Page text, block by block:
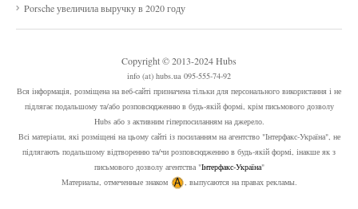
Porsche увеличила выручку в 2020 году
Copyright © 2013-2024 Hubs
info (at) hubs.ua 095-555-74-92
Вся інформація, розміщена на веб-сайті призначена тільки для персонального використання і не
підлягає подальшому та/або розповсюдженню в будь-якій формі, крім письмового дозволу
Hubs або з активним гіперпосиланням на джерело.
Всі матеріали, які розміщені на цьому сайті із посиланням на агентство "Інтерфакс-Україна", не
підлягають подальшому відтворенню та/чи розповсюдженню в будь-якій формі, інакше як з
письмового дозволу агентства "Інтерфакс-Україна"
Материалы, отмеченные знаком
, выпусаются на правах рекламы.